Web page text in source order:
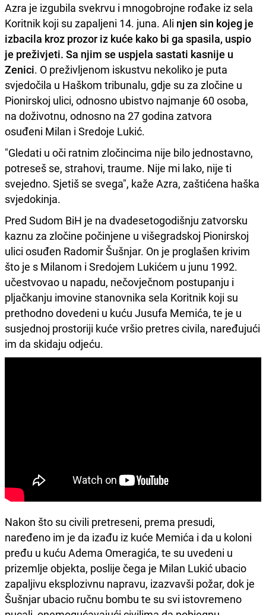
Azra je izgubila svekrvu i mnogobrojne rođake iz sela
Koritnik koji su zapaljeni 14. juna. Ali njen sin kojeg je
izbacila kroz prozor iz kuće kako bi ga spasila, uspio
je preživjeti. Sa njim se uspjela sastati kasnije u
Zenici. O preživljenom iskustvu nekoliko je puta
svjedočila u Haškom tribunalu, gdje su za zločine u
Pionirskoj ulici, odnosno ubistvo najmanje 60 osoba,
na doživotnu, odnosno na 27 godina zatvora
osuđeni Milan i Sredoje Lukić.
"Gledati u oči ratnim zločincima nije bilo jednostavno,
potreseš se, strahovi, traume. Nije mi lako, nije ti
svejedno. Sjetiš se svega", kaže Azra, zaštićena haška
svjedokinja.
Pred Sudom BiH je na dvadesetogodišnju zatvorsku
kaznu za zločine počinjene u višegradskoj Pionirskoj
ulici osuđen Radomir Šušnjar. On je proglašen krivim
što je s Milanom i Sredojem Lukićem u junu 1992.
učestvovao u napadu, nečovječnom postupanju i
pljačkanju imovine stanovnika sela Koritnik koji su
prethodno dovedeni u kuću Jusufa Memića, te je u
susjednoj prostoriji kuće vršio pretres civila, naređujući
im da skidaju odjeću.
Nakon što su civili pretreseni, prema presudi,
naređeno im je da izađu iz kuće Memića i da u koloni
pređu u kuću Adema Omeragića, te su uvedeni u
prizemlje objekta, poslije čega je Milan Lukić ubacio
zapaljivu eksplozivnu napravu, izazvavši požar, dok je
Šušnjar ubacio ručnu bombu te su svi istovremeno